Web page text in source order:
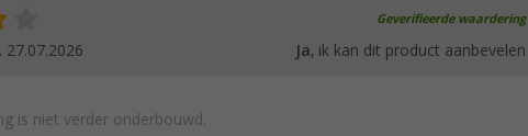
Geverifieerde waardering
27.07.2026 Ja, ik kan dit product aanbevelen
is niet verder onderbouwd.